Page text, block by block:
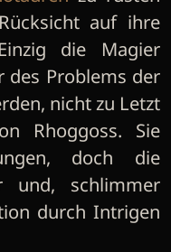
auf ihre
die Magier
des Problems der
nicht zu Letzt
Rhoggoss. Sie
doch die
und, schlimmer
durch Intrigen